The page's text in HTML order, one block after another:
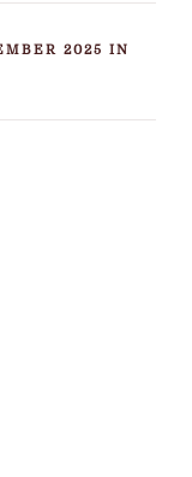
2025 IN